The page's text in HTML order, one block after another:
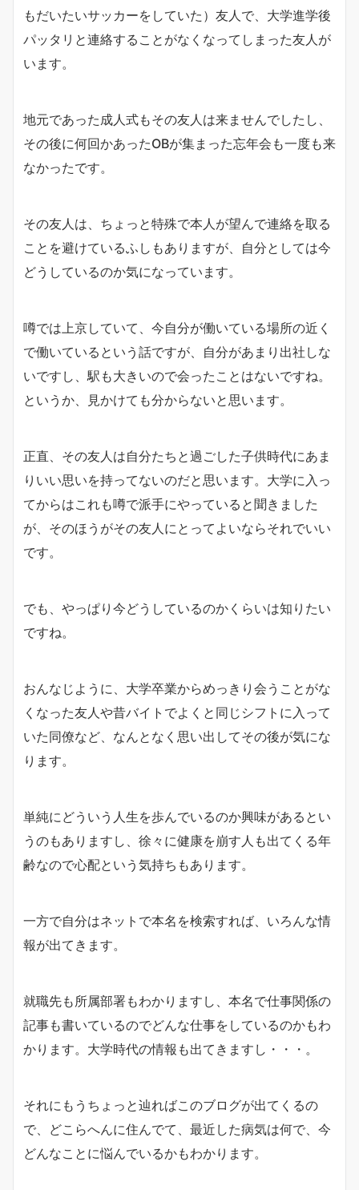
もだいたいサッカーをしていた）友人で、大学進学後
パッタリと連絡することがなくなってしまった友人が
います。
地元であった成人式もその友人は来ませんでしたし、
その後に何回かあったOBが集まった忘年会も一度も来
なかったです。
その友人は、ちょっと特殊で本人が望んで連絡を取る
ことを避けているふしもありますが、自分としては今
どうしているのか気になっています。
噂では上京していて、今自分が働いている場所の近く
で働いているという話ですが、自分があまり出社しな
いですし、駅も大きいので会ったことはないですね。
というか、見かけても分からないと思います。
正直、その友人は自分たちと過ごした子供時代にあま
りいい思いを持ってないのだと思います。大学に入っ
てからはこれも噂で派手にやっていると聞きました
が、そのほうがその友人にとってよいならそれでいい
です。
でも、やっぱり今どうしているのかくらいは知りたい
ですね。
おんなじように、大学卒業からめっきり会うことがな
くなった友人や昔バイトでよくと同じシフトに入って
いた同僚など、なんとなく思い出してその後が気にな
ります。
単純にどういう人生を歩んでいるのか興味があるとい
うのもありますし、徐々に健康を崩す人も出てくる年
齢なので心配という気持ちもあります。
一方で自分はネットで本名を検索すれば、いろんな情
報が出てきます。
就職先も所属部署もわかりますし、本名で仕事関係の
記事も書いているのでどんな仕事をしているのかもわ
かります。大学時代の情報も出てきますし・・・。
それにもうちょっと辿ればこのブログが出てくるの
で、どこらへんに住んでて、最近した病気は何で、今
どんなことに悩んでいるかもわかります。